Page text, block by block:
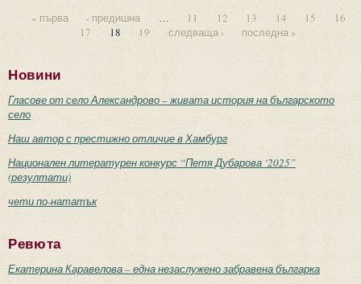
« първа ‹ предишна … 11 12 13 14 15
16
17
18 19 следваща › последна »
Новини
Гласове от село Александрово – живата история на българското
село
Наш автор с престижно отличие в Хамбург
Национален литературен конкурс “Петя Дубарова ‘2025”
(резултати)
чети по-нататък
Ревюта
Екатерина Каравелова – една незаслужено забравена българка